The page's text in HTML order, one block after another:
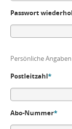
Passwort
Persönliche Angaben
Postleitzahl*
Abo-Nummer*